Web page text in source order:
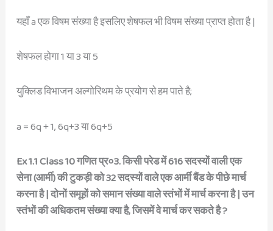
यहाँ a एक विषम संख्या है इसलिए शेषफल भी विषम संख्या प्राप्त होता है |
शेषफल होगा 1 या 3 या 5
युक्लिड विभाजन अल्गोरिथम के प्रयोग से हम पाते है;
a = 6q + 1, 6q+3 या 6q+5
Ex 1.1 Class 10 गणित प्र०3. किसी परेड में 616 सदस्यों वाली एक
सेना (आर्मी) की टुकड़ी को 32 सदस्यों वाले एक आर्मी बैंड के पीछे मार्च
करना है | दोनों समूहों को समान संख्या वाले स्तंभों में मार्च करना है | उन
स्तंभों की अधिकतम संख्या क्या है, जिसमें वे मार्च कर सकते है ?